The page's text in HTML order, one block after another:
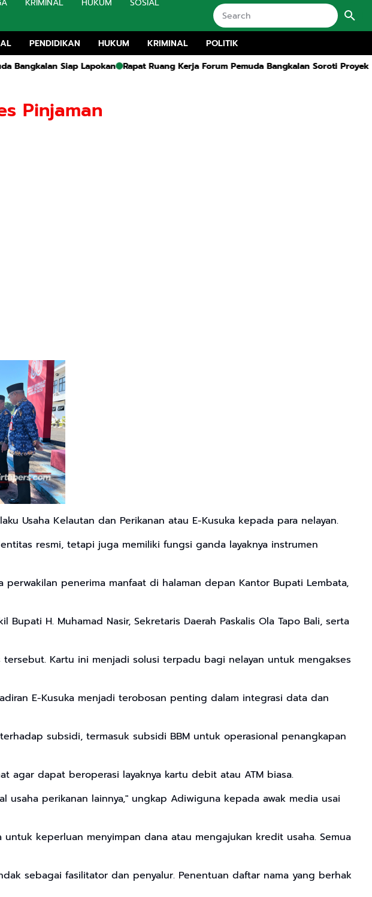
PENDIDIKAN HUKUM KRIMINAL
POLITIK
Lapokan Rapat Ruang Kerja Forum Pemuda Bangkalan Soroti Proyek Irigasi Tanpa
Pinjaman
Usaha Kelautan dan Perikanan atau E-Kusuka kepada para nelayan.
resmi, tetapi juga memiliki fungsi ganda layaknya instrumen
penerima manfaat di halaman depan Kantor Bupati Lembata,
H. Muhamad Nasir, Sekretaris Daerah Paskalis Ola Tapo Bali, serta
Kartu ini menjadi solusi terpadu bagi nelayan untuk mengakses
E-Kusuka menjadi terobosan penting dalam integrasi data dan
subsidi, termasuk subsidi BBM untuk operasional penangkapan
agar dapat beroperasi layaknya kartu debit atau ATM biasa.
perikanan lainnya," ungkap Adiwiguna kepada awak media usai
keperluan menyimpan dana atau mengajukan kredit usaha. Semua
sebagai fasilitator dan penyalur. Penentuan daftar nama yang berhak